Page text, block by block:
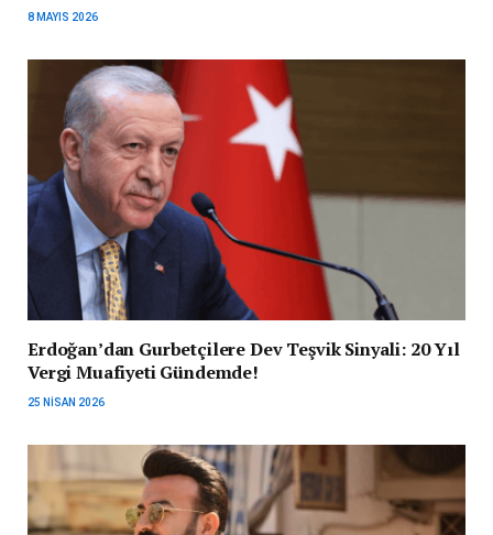
8 MAYIS 2026
Erdoğan’dan Gurbetçilere Dev Teşvik Sinyali: 20 Yıl
Vergi Muafiyeti Gündemde!
25 NISAN 2026